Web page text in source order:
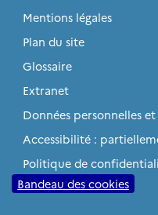
Mentions légales
Plan du site
Glossaire
Extranet
Données personnelles
Accessibilité :
Politique de
Bandeau des cookies